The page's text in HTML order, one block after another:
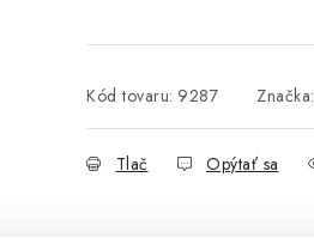
Kód tovaru: 9287 Značka:
Tlač Opýtať sa